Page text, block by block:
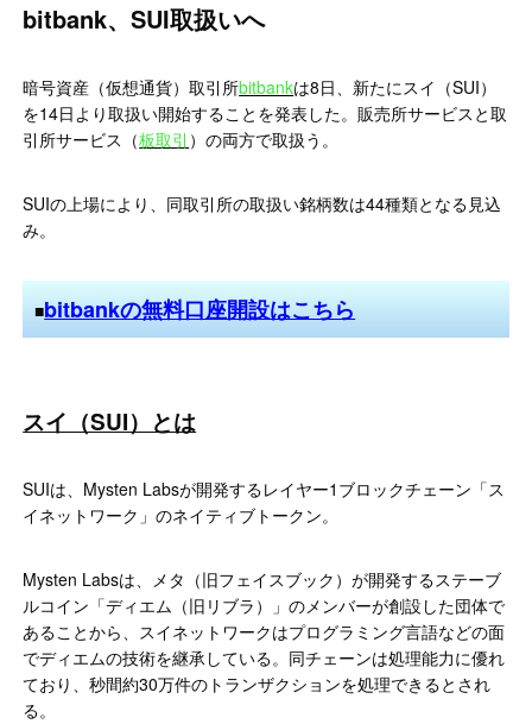
bitbank、SUI取扱いへ
暗号資産（仮想通貨）取引所bitbankは8日、新たにスイ（SUI）
を14日より取扱い開始することを発表した。販売所サービスと取
引所サービス（板取引 ）の両方で取扱う。
SUIの上場により、同取引所の取扱い銘柄数は44種類となる見込
み。
■bitbankの無料口座開設はこちら
スイ（SUI）とは
SUIは、Mysten Labsが開発するレイヤー1ブロックチェーン「ス
イネットワーク」のネイティブトークン。
Mysten Labsは、メタ（旧フェイスブック）が開発するステーブ
ルコイン「ディエム（旧リブラ）」のメンバーが創設した団体で
あることから、スイネットワークはプログラミング言語などの面
でディエムの技術を継承している。同チェーンは処理能力に優れ
ており、秒間約30万件のトランザクションを処理できるとされ
る。